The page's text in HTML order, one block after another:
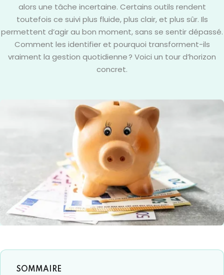
alors une tâche incertaine. Certains outils rendent
toutefois ce suivi plus fluide, plus clair, et plus sûr. Ils
permettent d’agir au bon moment, sans se sentir dépassé.
Comment les identifier et pourquoi transforment-ils
vraiment la gestion quotidienne ? Voici un tour d’horizon
concret.